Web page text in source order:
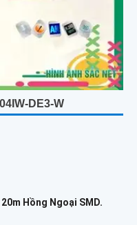
DE3-W
Hồng Ngoại SMD.